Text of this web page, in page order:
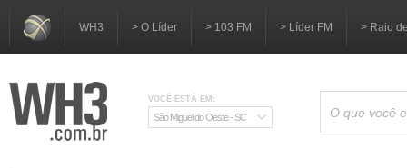
WH3 > O Líder > 103 FM > Líder FM > Raio
VOCÊ ESTÁ EM:
São Miguel do Oeste - SC